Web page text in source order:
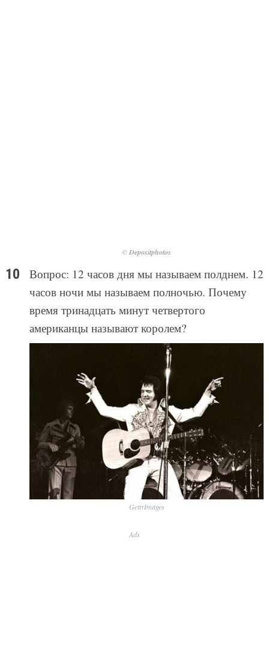
© Depositphotos
Вопрос: 12 часов дня мы называем полднем. 12
часов ночи мы называем полночью. Почему
время тринадцать минут четвертого
американцы называют королем?
GettyImages
Ads